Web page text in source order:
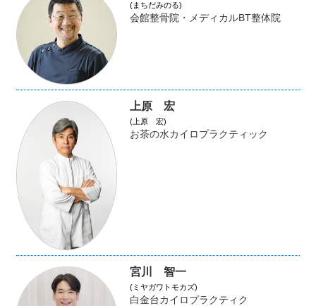
(まちだみのる)
会館整骨院・メディカルBT整体院
上原 宏
(上原 宏)
お茶の水カイロプラクティック
宮川 智一
(ミヤガワトモカズ)
白金台カイロプラクティク